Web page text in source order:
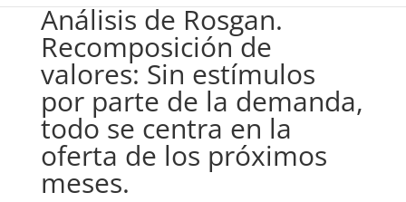
Análisis de Rosgan.
Recomposición de
valores: Sin estímulos
por parte de la demanda,
todo se centra en la
oferta de los próximos
meses.